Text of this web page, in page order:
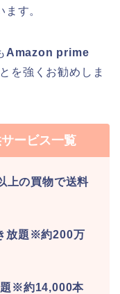
ます。
Amazon prime
を強くお勧めしま
ービス一覧
上の買物で送料
放題※約200万
※約14,000本